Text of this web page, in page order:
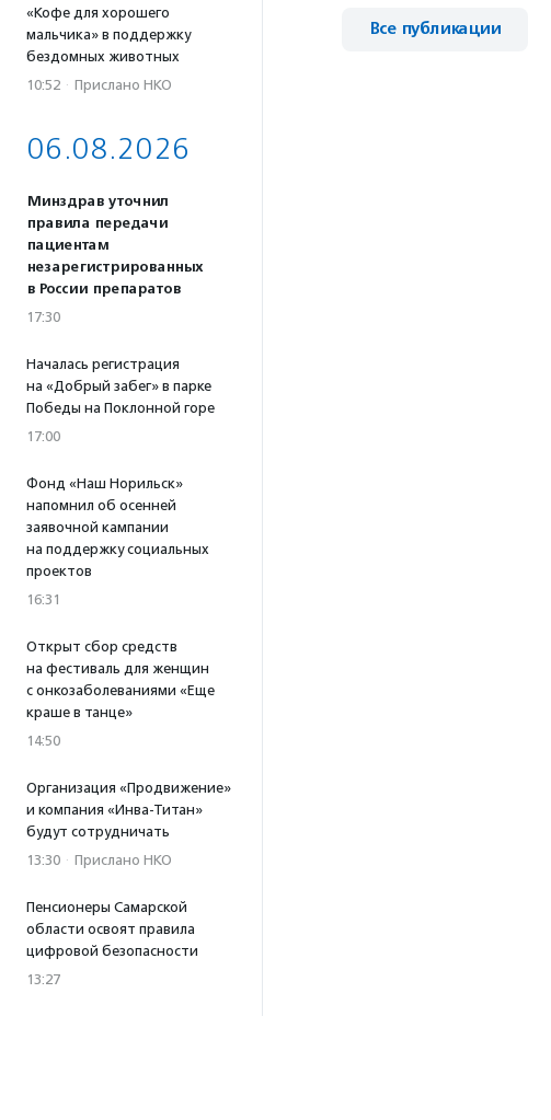
«Кофе для хорошего
мальчика» в поддержку
бездомных животных
10:52 · Прислано НКО
06.08.2026
Минздрав уточнил
правила передачи
пациентам
незарегистрированных
в России препаратов
17:30
Началась регистрация
на «Добрый забег» в парке
Победы на Поклонной горе
17:00
Фонд «Наш Норильск»
напомнил об осенней
заявочной кампании
на поддержку социальных
проектов
16:31
Открыт сбор средств
на фестиваль для женщин
с онкозаболеваниями «Еще
краше в танце»
14:50
Организация «Продвижение»
и компания «Инва-Титан»
будут сотрудничать
13:30 · Прислано НКО
Пенсионеры Самарской
области освоят правила
цифровой безопасности
13:27
Все публикации